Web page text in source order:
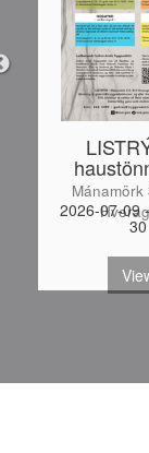
2026-07-09
30